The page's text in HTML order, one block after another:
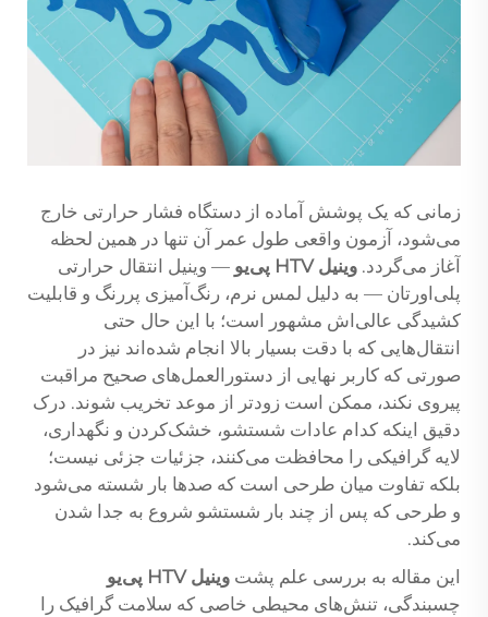
زمانی که یک پوشش آماده از دستگاه فشار حرارتی خارج
می‌شود، آزمون واقعی طول عمر آن تنها در همین لحظه
آغاز می‌گردد. وینیل HTV پی‌یو
— وینیل انتقال حرارتی
پلی‌اورتان — به دلیل لمس نرم، رنگ‌آمیزی پررنگ و قابلیت
کشیدگی عالی‌اش مشهور است؛ با این حال حتی
انتقال‌هایی که با دقت بسیار بالا انجام شده‌اند نیز در
صورتی که کاربر نهایی از دستورالعمل‌های صحیح مراقبت
پیروی نکند، ممکن است زودتر از موعد تخریب شوند. درک
دقیق اینکه کدام عادات شستشو، خشک‌کردن و نگهداری،
لایه گرافیکی را محافظت می‌کنند، جزئیات جزئی نیست؛
بلکه تفاوت میان طرحی است که صدها بار شسته می‌شود
و طرحی که پس از چند بار شستشو شروع به جدا شدن
می‌کند.
این مقاله به بررسی علم پشت وینیل HTV پی‌یو
چسبندگی، تنش‌های محیطی خاصی که سلامت گرافیک را